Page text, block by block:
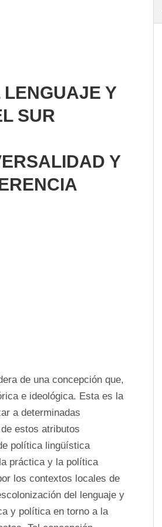
Y
SUR
Y
de una concepción que,
e ideológica. Esta es la
a determinadas
estos atributos
política lingüística
práctica y la política
los contextos locales de
del lenguaje y
y política en torno a la